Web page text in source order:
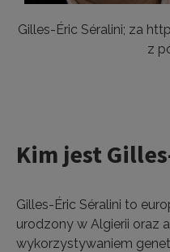
Gilles-Éric Séralini; za
z
Kim jest
Gilles-Éric Séralini to
urodzony w Algierii oraz
wykorzystywaniem